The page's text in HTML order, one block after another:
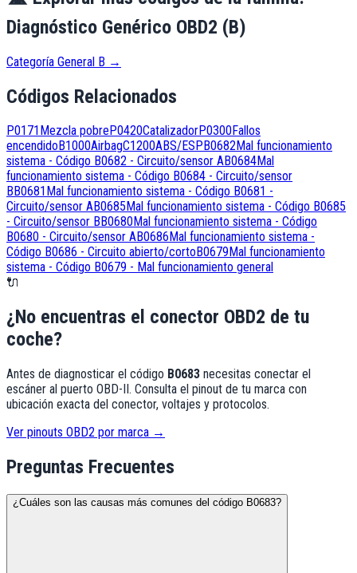
Diagnóstico Genérico OBD2 (B)
Categoría General B →
Códigos Relacionados
P0171 Mezcla pobre P0420CatalizadorP0300 Fallos
encendido B1000AirbagC1200ABS/ESP B0682Mal funcionamiento
sistema - Código B0682 - Circuito/sensor AB0684Mal
funcionamiento sistema - Código B0684 - Circuito/sensor
B B0681 Mal funcionamiento sistema - Código B0681 -
Circuito/sensor AB0685 Mal funcionamiento sistema - Código B0685
- Circuito/sensor B B0680 Mal funcionamiento sistema - Código
B0680 - Circuito/sensor AB0686 Mal funcionamiento sistema -
Código B0686 - Circuito abierto/corto B0679 Mal funcionamiento
sistema - Código B0679 - Mal funcionamiento general
🔌
¿No encuentras el conector OBD2 de tu
coche?
Antes de diagnosticar el código B0683 necesitas conectar el
escáner al puerto OBD-II. Consulta el pinout de tu marca con
ubicación exacta del conector, voltajes y protocolos.
Ver pinouts OBD2 por marca →
Preguntas Frecuentes
¿Cuáles son las causas más comunes del código B0683?